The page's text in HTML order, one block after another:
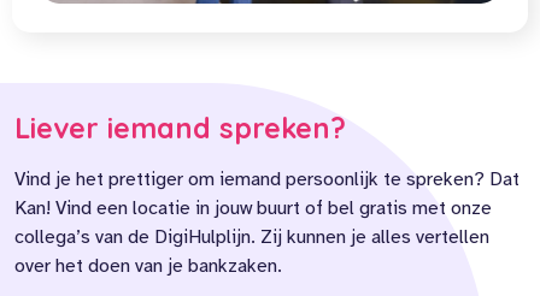
Liever iemand spreken?
Vind je het prettiger om iemand persoonlijk te spreken? Dat
Kan! Vind een locatie in jouw buurt of bel gratis met onze
collega’s van de DigiHulplijn. Zij kunnen je alles vertellen
over het doen van je bankzaken.